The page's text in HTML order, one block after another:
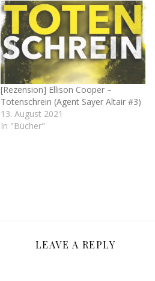
[Rezension] Ellison Cooper –
Totenschrein (Agent Sayer Altair #3)
13. August 2021
In "Bücher"
LEAVE A REPLY